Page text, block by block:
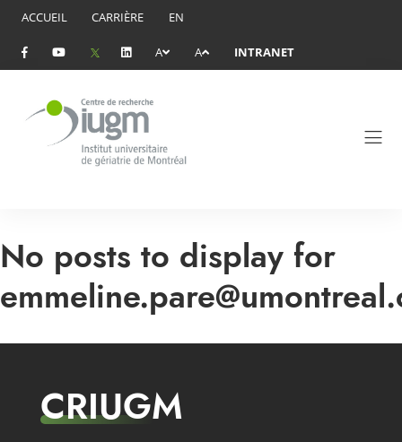
ACCUEIL CARRIÈRE EN
A A INTRANET
No posts to display for
CRIUGM